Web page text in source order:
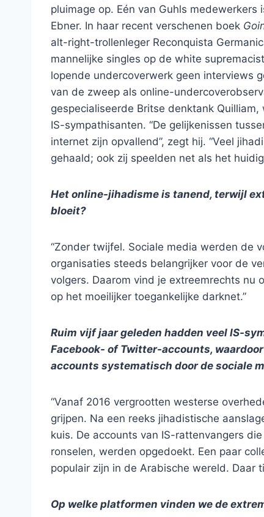
pluimage op. Eén van Guhls
Ebner. In haar recent verschenen boek
alt-right-trollenleger Reconquista
mannelijke singles op de white
lopende undercoverwerk geen interviews
van de zweep als online-
gespecialiseerde Britse denktank
IS-sympathisanten. “De gelijkenissen
internet zijn opvallend”, zegt hij. “Veel
gehaald; ook zij speelden net als het
Het online-jihadisme is tanend, terwijl
bloeit?
“Zonder twijfel. Sociale media werden de
organisaties steeds belangrijker voor de
volgers. Daarom vind je extreemrechts nu
op het moeilijker toegankelijke darknet.”
Ruim vijf jaar geleden hadden veel IS-
Facebook- of Twitter-accounts,
accounts systematisch door de sociale
“Vanaf 2016 vergrootten westerse
grijpen. Na een reeks jihadistische
kuis. De accounts van IS-rattenvangers
ronselen, werden opgedoekt. Een paar
populair zijn in de Arabische wereld. Daar
Op welke platformen vinden we de